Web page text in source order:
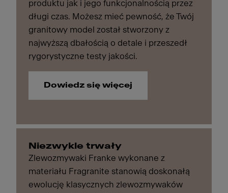
produktu jak i jego funkcjonalnością przez
długi czas. Możesz mieć pewność, że Twój
granitowy model został stworzony z
najwyższą dbałością o detale i przeszedł
rygorystyczne testy jakości.
Dowiedz się więcej
Niezwykle trwały
Zlewozmywaki Franke wykonane z
materiału Fragranite stanowią doskonałą
ewolucję klasycznych zlewozmywaków